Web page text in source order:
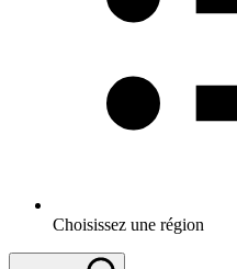
Choisissez une région